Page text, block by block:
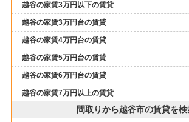
越谷の家賃3万円以下の賃貸
越谷の家賃3万円台の賃貸
越谷の家賃4万円台の賃貸
越谷の家賃5万円台の賃貸
越谷の家賃6万円台の賃貸
越谷の家賃7万円以上の賃貸
間取りから越谷市の賃貸を検